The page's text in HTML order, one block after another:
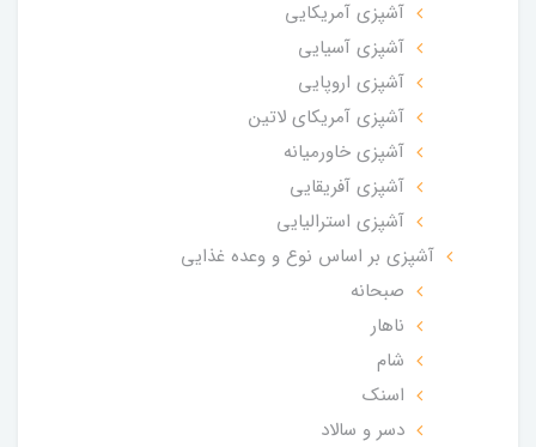
آشپزی آمریکایی
آشپزی آسیایی
آشپزی اروپایی
آشپزی آمریکای لاتین
آشپزی خاورمیانه
آشپزی آفریقایی
آشپزی استرالیایی
آشپزی بر اساس نوع و وعده غذایی
صبحانه
ناهار
شام
اسنک
دسر و سالاد